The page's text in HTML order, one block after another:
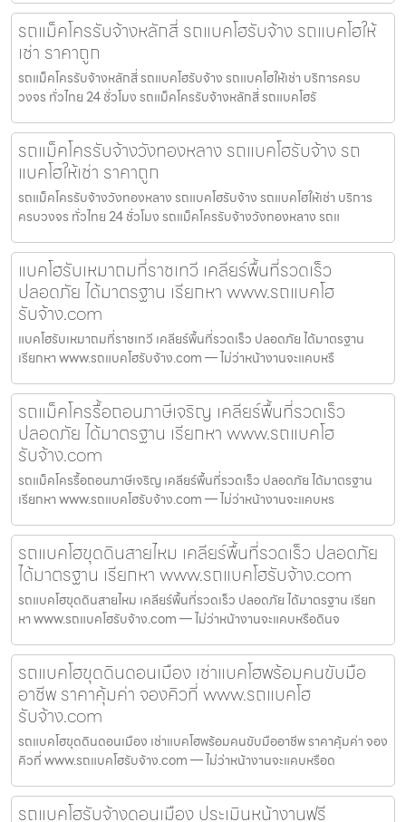
รถแม็คโครรับจ้างหลักสี่ รถแบคโฮรับจ้าง รถแบคโฮให้
เช่า ราคาถูก
รถแม็คโครรับจ้างหลักสี่ รถแบคโฮรับจ้าง รถแบคโฮให้เช่า บริการครบ
วงจร ทั่วไทย 24 ชั่วโมง รถแม็คโครรับจ้างหลักสี่ รถแบคโฮรั
รถแม็คโครรับจ้างวังทองหลาง รถแบคโฮรับจ้าง รถ
แบคโฮให้เช่า ราคาถูก
รถแม็คโครรับจ้างวังทองหลาง รถแบคโฮรับจ้าง รถแบคโฮให้เช่า บริการ
ครบวงจร ทั่วไทย 24 ชั่วโมง รถแม็คโครรับจ้างวังทองหลาง รถแ
แบคโฮรับเหมาถมที่ราชเทวี เคลียร์พื้นที่รวดเร็ว
ปลอดภัย ได้มาตรฐาน เรียกหา www.รถแบคโฮ
รับจ้าง.com
แบคโฮรับเหมาถมที่ราชเทวี เคลียร์พื้นที่รวดเร็ว ปลอดภัย ได้มาตรฐาน
เรียกหา www.รถแบคโฮรับจ้าง.com — ไม่ว่าหน้างานจะแคบหรื
รถแม็คโครรื้อถอนภาษีเจริญ เคลียร์พื้นที่รวดเร็ว
ปลอดภัย ได้มาตรฐาน เรียกหา www.รถแบคโฮ
รับจ้าง.com
รถแม็คโครรื้อถอนภาษีเจริญ เคลียร์พื้นที่รวดเร็ว ปลอดภัย ได้มาตรฐาน
เรียกหา www.รถแบคโฮรับจ้าง.com — ไม่ว่าหน้างานจะแคบหร
รถแบคโฮขุดดินสายไหม เคลียร์พื้นที่รวดเร็ว ปลอดภัย
ได้มาตรฐาน เรียกหา www.รถแบคโฮรับจ้าง.com
รถแบคโฮขุดดินสายไหม เคลียร์พื้นที่รวดเร็ว ปลอดภัย ได้มาตรฐาน เรียก
หา www.รถแบคโฮรับจ้าง.com — ไม่ว่าหน้างานจะแคบหรือดินจ
รถแบคโฮขุดดินดอนเมือง เช่าแบคโฮพร้อมคนขับมือ
อาชีพ ราคาคุ้มค่า จองคิวที่ www.รถแบคโฮ
รับจ้าง.com
รถแบคโฮขุดดินดอนเมือง เช่าแบคโฮพร้อมคนขับมืออาชีพ ราคาคุ้มค่า จอง
คิวที่ www.รถแบคโฮรับจ้าง.com — ไม่ว่าหน้างานจะแคบหรือด
รถแบคโฮรับจ้างดอนเมือง ประเมินหน้างานฟรี